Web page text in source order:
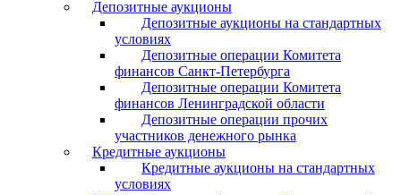
Депозитные аукционы
Депозитные аукционы на стандартных
условиях
Депозитные операции Комитета
финансов Санкт-Петербурга
Депозитные операции Комитета
финансов Ленинградской области
Депозитные операции прочих
участников денежного рынка
Кредитные аукционы
Кредитные аукционы на стандартных
условиях